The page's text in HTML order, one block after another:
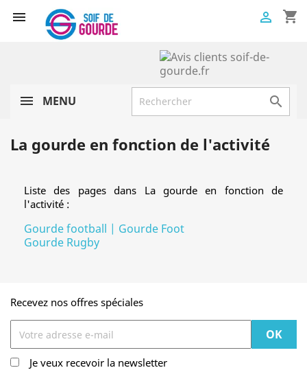
 shopping_cart

MENU 
La gourde en fonction de l'activité
Liste des pages dans La gourde en fonction de
l'activité :
Gourde football | Gourde Foot
Gourde Rugby
Recevez nos offres spéciales
Je veux recevoir la newsletter